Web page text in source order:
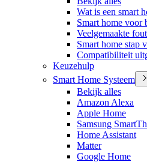
Wat is een smart
Smart home voor
Veelgemaakte
Smart home stap
Compatibiliteit
Keuzehulp
Smart Home Systeem
Bekijk alles
Amazon Alexa
Apple Home
Samsung
Home Assistant
Matter
Google Home